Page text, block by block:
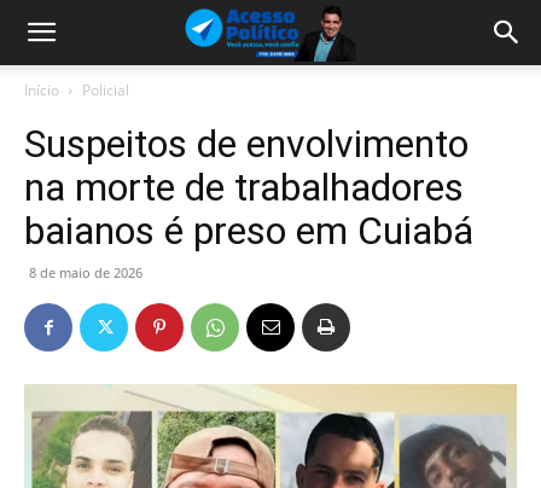
Início Policial
Suspeitos de envolvimento
na morte de trabalhadores
baianos é preso em Cuiabá
8 de maio de 2026